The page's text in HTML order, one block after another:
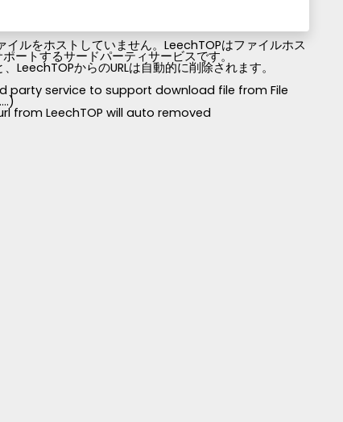
ルをホストしていません。LeechTOPはファイルホス
トするサードパーティサービスです。
からのURLは自動的に削除されます。
party service to support download file from File
from LeechTOP will auto removed